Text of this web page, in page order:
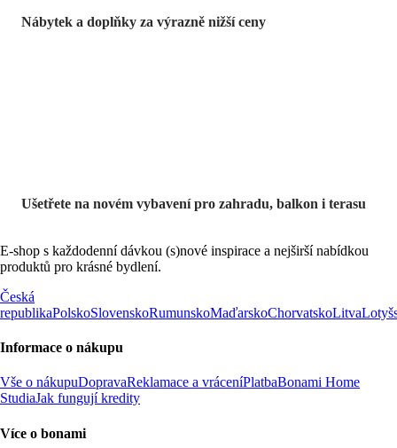
Nábytek a doplňky za výrazně nižší ceny
Ušetřete na novém vybavení pro zahradu, balkon i terasu
E-shop s každodenní dávkou (s)nové inspirace a nejširší nabídkou
produktů pro krásné bydlení.
Česká
republikaPolskoSlovenskoRumunskoMaďarskoChorvatskoLitva
Informace o nákupu
Vše o nákupuDopravaReklamace a vráceníPlatbaBonami Home
StudiaJak fungují kredity
Více o bonami